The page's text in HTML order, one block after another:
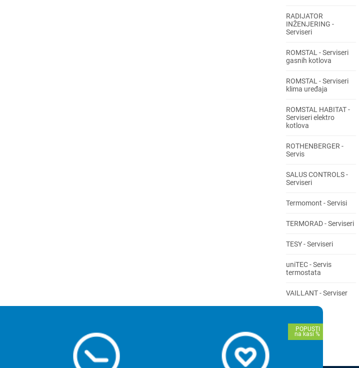
RADIJATOR
INŽENJERING -
Serviseri
ROMSTAL - Serviseri
gasnih kotlova
ROMSTAL - Serviseri
klima uređaja
ROMSTAL HABITAT -
Serviseri elektro
kotlova
ROTHENBERGER -
Servis
SALUS CONTROLS -
Serviseri
Termomont - Servisi
TERMORAD - Serviseri
TESY - Serviseri
uniTEC - Servis
termostata
VAILLANT - Serviser
VISION RIMA - Servis
gorivo